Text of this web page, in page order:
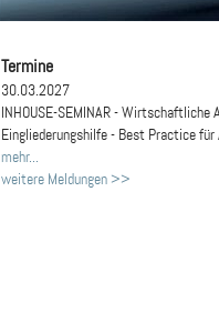
Termine
30.03.2027
INHOUSE-SEMINAR - Wirtschaftliche
Eingliederungshilfe - Best Practice
mehr...
weitere Meldungen